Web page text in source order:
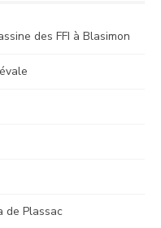
des FFI à Blasimon
de Plassac